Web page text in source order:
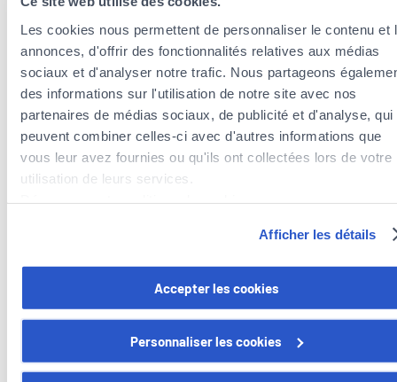
Les cookies nous permettent de personnaliser le contenu et
annonces, d'offrir des fonctionnalités relatives aux médias
sociaux et d'analyser notre trafic. Nous partageons
des informations sur l'utilisation de notre site avec nos
partenaires de médias sociaux, de publicité et d'analyse, qui
peuvent combiner celles-ci avec d'autres informations que
vous leur avez fournies ou qu'ils ont collectées lors de votre
utilisation de leurs services.
Vous avez la possibilité de retirer votre consentement à tout
moment en cliquant sur le lien "gestion des cookies" en bas
Certains de ces cookies sont strictement nécessaires au
Afficher les détails
Accepter les cookies
Personnaliser les cookies
+352
366866
Unsere Dienstleistungen
Wir analysieren Ihre Situation und beraten Sie
zu Steuerabzügen im Rahmen Ihrer
Versicherungsprämien.